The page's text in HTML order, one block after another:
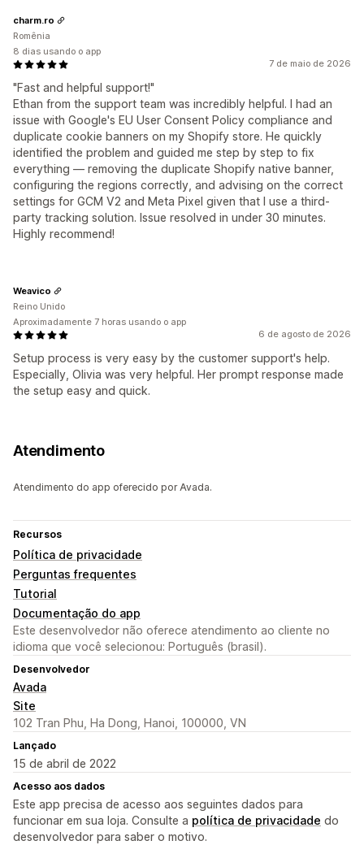
7 de maio de 2026
"Fast and helpful support!"
Ethan from the support team was incredibly helpful. I had an
issue with Google's EU User Consent Policy compliance and
duplicate cookie banners on my Shopify store. He quickly
identified the problem and guided me step by step to fix
everything — removing the duplicate Shopify native banner,
configuring the regions correctly, and advising on the correct
settings for GCM V2 and Meta Pixel given that I use a third-
party tracking solution. Issue resolved in under 30 minutes.
Highly recommend!
charm.ro
Romênia
8 dias usando o app
6 de agosto de 2026
Setup process is very easy by the customer support's help.
Especially, Olivia was very helpful. Her prompt response made
the setup easy and quick.
Weavico
Reino Unido
Aproximadamente 7 horas usando o app
Atendimento
Atendimento do app oferecido por Avada.
Recursos
Política de privacidade
Perguntas frequentes
Tutorial
Documentação do app
Este desenvolvedor não oferece atendimento ao cliente no
idioma que você selecionou: Português (brasil).
Desenvolvedor
Avada
Site
102 Tran Phu, Ha Dong, Hanoi, 100000, VN
Lançado
15 de abril de 2022
Acesso aos dados
Este app precisa de acesso aos seguintes dados para
funcionar em sua loja. Consulte a política de privacidade do
desenvolvedor para saber o motivo.